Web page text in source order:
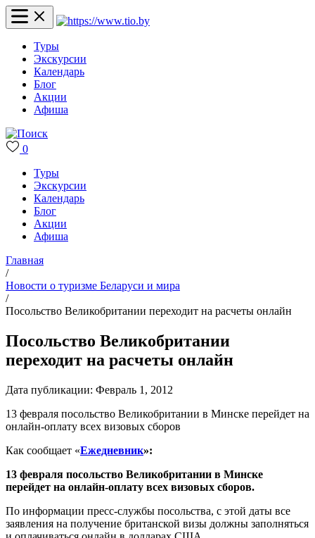
Туры
Экскурсии
Календарь
Блог
Акции
Афиша
0
Туры
Экскурсии
Календарь
Блог
Акции
Афиша
Главная
/
Новости о туризме Беларуси и мира
/
Посольство Великобритании переходит на расчеты онлайн
Посольство Великобритании
переходит на расчеты онлайн
Дата публикации: Февраль 1, 2012
13 февраля посольство Великобритании в Минске перейдет на
онлайн-оплату всех визовых сборов
Как сообщает «Ежедневник»:
13 февраля посольство Великобритании в Минске
перейдет на онлайн-оплату всех визовых сборов.
По информации пресс-службы посольства, с этой даты все
заявления на получение британской визы должны заполняться